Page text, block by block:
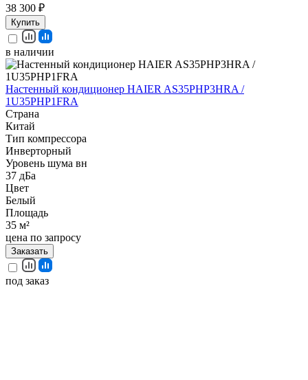
38 300 ₽
Купить
в наличии
Настенный кондиционер HAIER AS35PHP3HRA /
1U35PHP1FRA
Страна
Китай
Тип компрессора
Инверторный
Уровень шума вн
37 дБа
Цвет
Белый
Площадь
35 м²
цена по запросу
Заказать
под заказ